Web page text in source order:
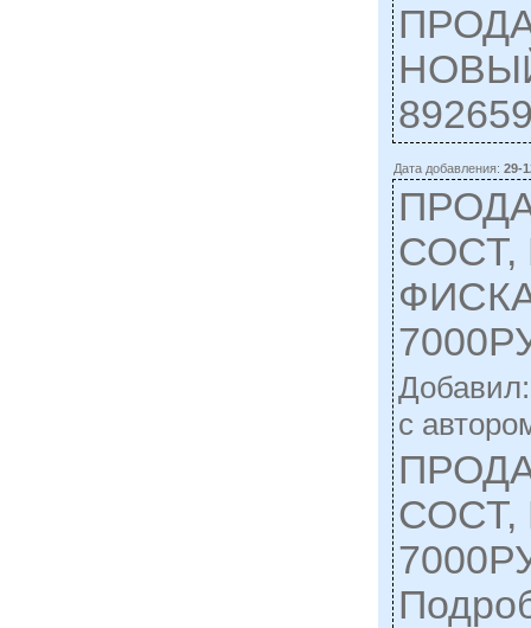
Дата добавления:29-
c